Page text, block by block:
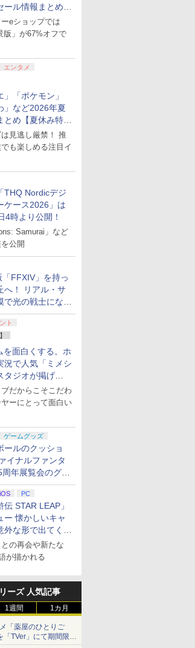
ール情報まとめ
新】
eショップでは
版」が67%オフで
エンタメ
」「ポケモン」
」など2026年夏
とめ【夏休み特
見逃し厳禁！ 推
も楽しめる注目イ
THQ Nordicデジ
ケース2026」は
4時より公開！
Samurai」など
公開
FFXIV」を持っ
へ！ リアル・サ
で光の戦士になっ
ト
を面白くする。ホ
況で人気「ミメシ
タジオが掲げ
信念”とは？【講
】
だからこそこだわ
ーにとって面白い
ゲームグッズ
ールのクッショ
イナルファンタ
年展覧会のグッ
開
iOS PC
伝 STAR LEAP」
ー 懐かしいキャ
外な形で出てくる
全新作！
の再会や新たな
が描かれる
ーズ 人気記事
1週間 1カ月
「薬屋のひとりご
「TVer」にて期間限定